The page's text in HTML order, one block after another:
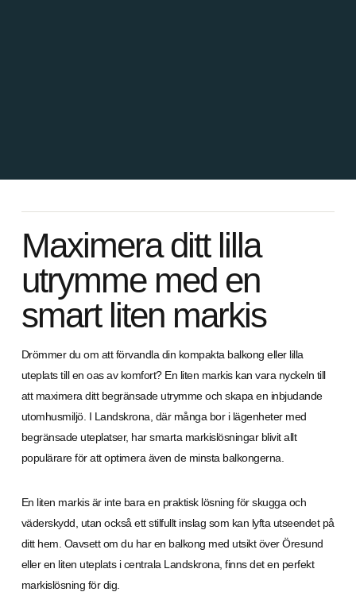
Maximera ditt lilla
utrymme med en
smart liten markis
Drömmer du om att förvandla din kompakta balkong eller lilla
uteplats till en oas av komfort? En liten markis kan vara nyckeln till
att maximera ditt begränsade utrymme och skapa en inbjudande
utomhusmiljö. I Landskrona, där många bor i lägenheter med
begränsade uteplatser, har smarta markislösningar blivit allt
populärare för att optimera även de minsta balkongerna.
En liten markis är inte bara en praktisk lösning för skugga och
väderskydd, utan också ett stilfullt inslag som kan lyfta utseendet på
ditt hem. Oavsett om du har en balkong med utsikt över Öresund
eller en liten uteplats i centrala Landskrona, finns det en perfekt
markislösning för dig.